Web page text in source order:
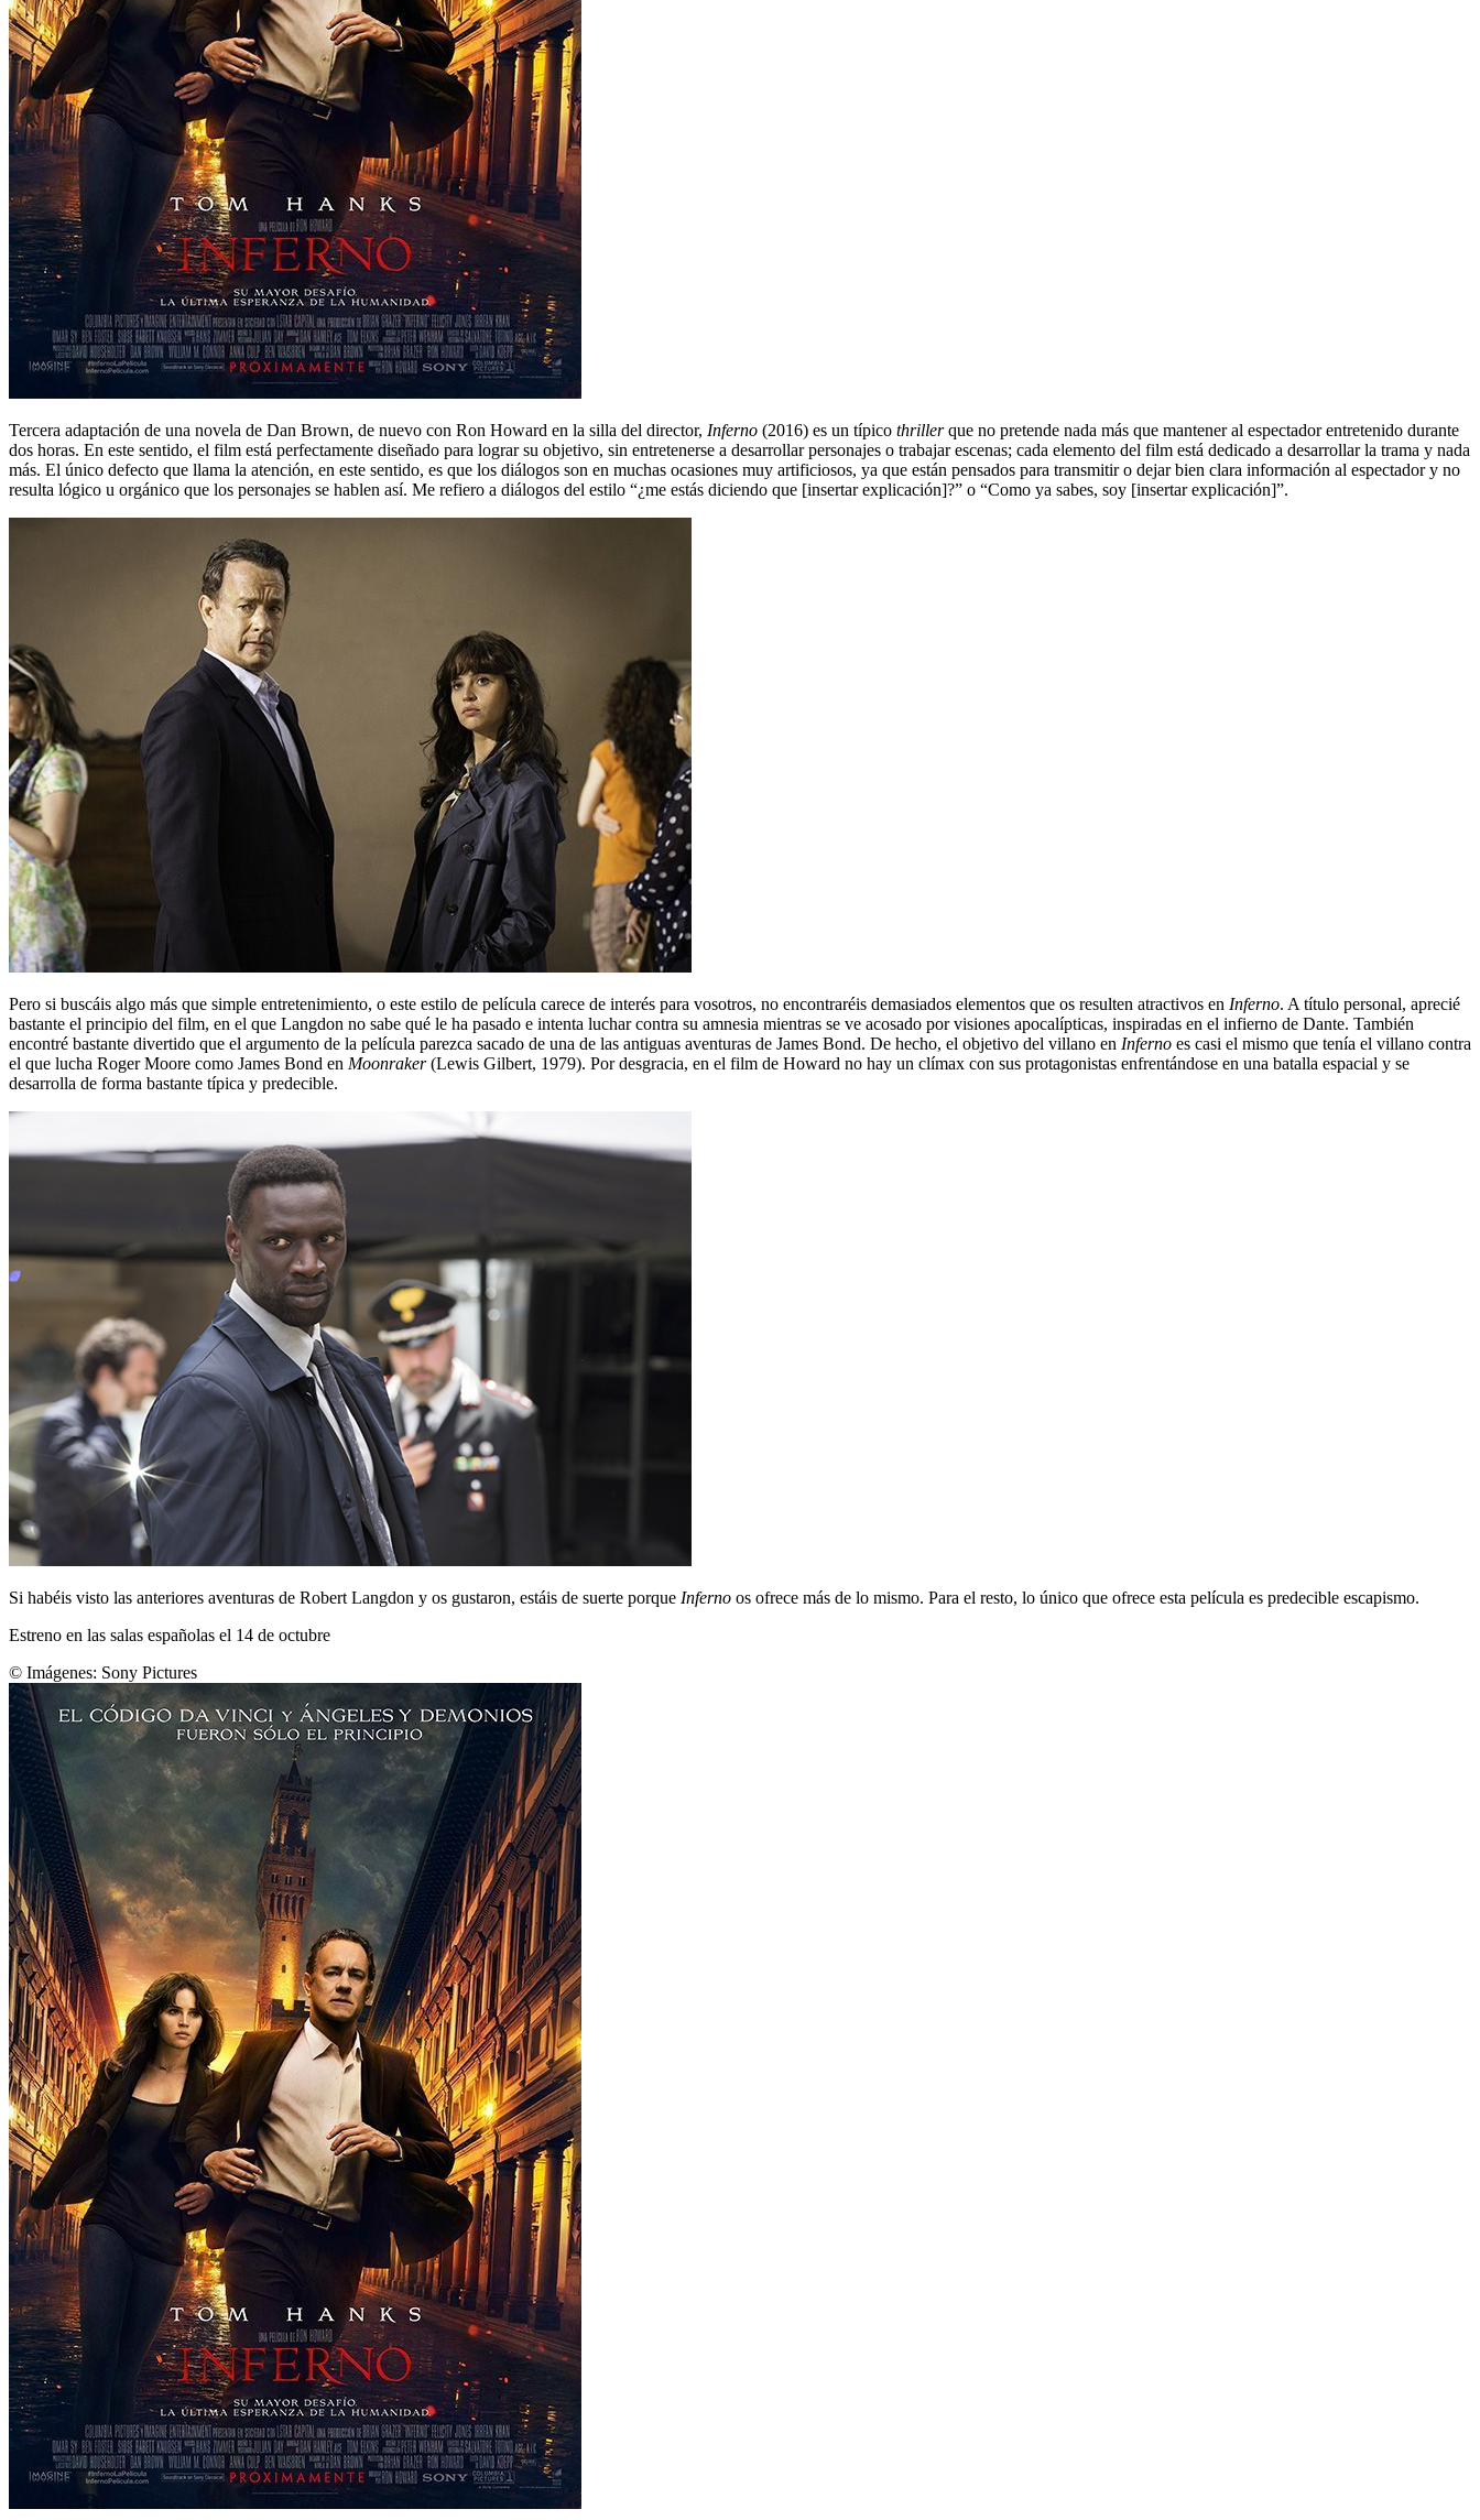
Tercera adaptación de una novela de Dan Brown, de nuevo con Ron Howard en la silla del director, Inferno (2016) es un típico thrillerque no pretende nada más que mantener al espectador entretenido durante
dos horas. En este sentido, el film está perfectamente diseñado para lograr su objetivo, sin entretenerse a desarrollar personajes o trabajar escenas; cada elemento del film está dedicado a desarrollar la trama y nada
más. El único defecto que llama la atención, en este sentido, es que los diálogos son en muchas ocasiones muy artificiosos, ya que están pensados para transmitir o dejar bien clara información al espectador y no
resulta lógico u orgánico que los personajes se hablen así. Me refiero a diálogos del estilo “¿me estás diciendo que [insertar explicación]?” o “Como ya sabes, soy [insertar explicación]”.
Pero si buscáis algo más que simple entretenimiento, o este estilo de película carece de interés para vosotros, no encontraréis demasiados elementos que os resulten atractivos en Inferno. A título personal, aprecié
bastante el principio del film, en el que Langdon no sabe qué le ha pasado e intenta luchar contra su amnesia mientras se ve acosado por visiones apocalípticas, inspiradas en el infierno de Dante. También
encontré bastante divertido que el argumento de la película parezca sacado de una de las antiguas aventuras de James Bond. De hecho, el objetivo del villano en Inferno es casi el mismo que tenía el villano contra
el que lucha Roger Moore como James Bond en Moonraker(Lewis Gilbert, 1979). Por desgracia, en el film de Howard no hay un clímax con sus protagonistas enfrentándose en una batalla espacial y se
desarrolla de forma bastante típica y predecible.
Si habéis visto las anteriores aventuras de Robert Langdon y os gustaron, estáis de suerte porque Inferno os ofrece más de lo mismo. Para el resto, lo único que ofrece esta película es predecible escapismo.
Estreno en las salas españolas el 14 de octubre
© Imágenes: Sony Pictures